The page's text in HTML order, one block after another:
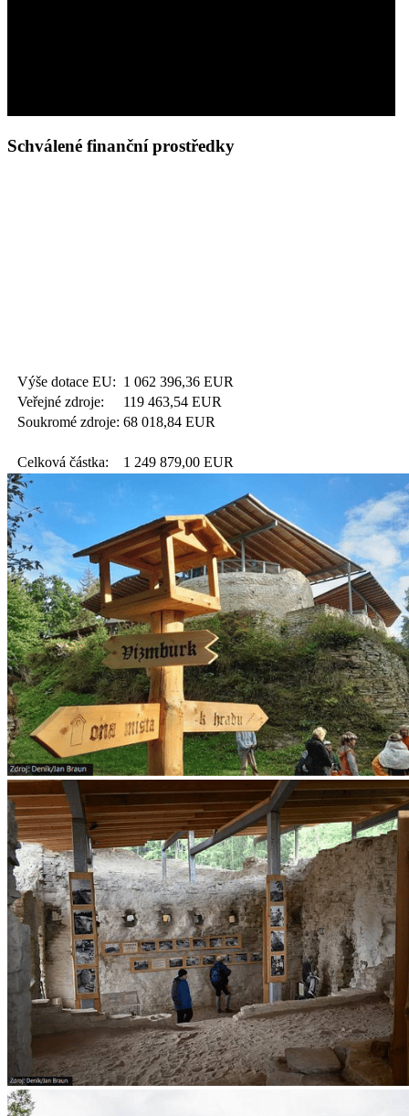
Schválené finanční prostředky
Výše dotace EU: 1 062 396,36 EUR
Veřejné zdroje:
119 463,54 EUR
Soukromé zdroje: 68 018,84 EUR
Celková částka: 1 249 879,00 EUR